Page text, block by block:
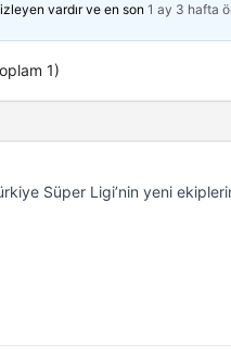
vardır ve en son 1 ay 3 hafta
1)
Süper Ligi’nin yeni